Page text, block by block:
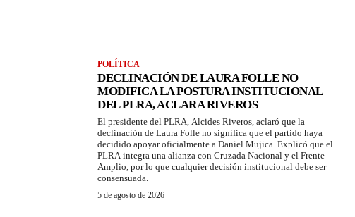
POLÍTICA
DECLINACIÓN DE LAURA FOLLE NO
MODIFICA LA POSTURA INSTITUCIONAL
DEL PLRA, ACLARA RIVEROS
El presidente del PLRA, Alcides Riveros, aclaró que la
declinación de Laura Folle no significa que el partido haya
decidido apoyar oficialmente a Daniel Mujica. Explicó que el
PLRA integra una alianza con Cruzada Nacional y el Frente
Amplio, por lo que cualquier decisión institucional debe ser
consensuada.
5 de agosto de 2026